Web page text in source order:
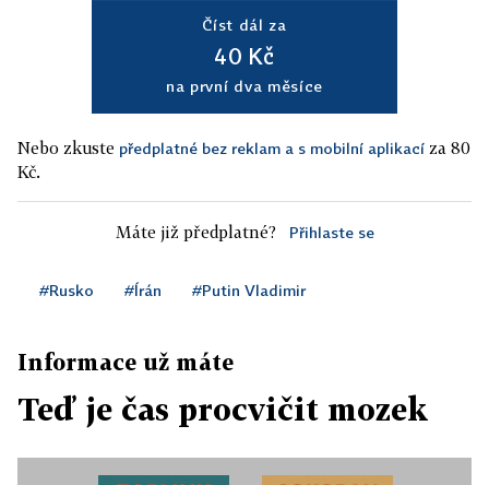
Číst dál za
40 Kč
na první dva měsíce
Nebo zkuste předplatné bez reklam a s mobilní aplikací za 80
Kč.
Máte již předplatné? Přihlaste se
#Rusko #Írán #Putin Vladimir
Informace už máte
Teď je čas procvičit mozek